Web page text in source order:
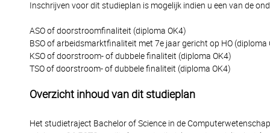
Inschrijven voor dit studieplan is mogelijk indien u een van de
ASO of doorstroomfinaliteit (diploma OK4)
BSO of arbeidsmarktfinaliteit met 7e jaar gericht op HO (diploma
KSO of doorstroom- of dubbele finaliteit (diploma OK4)
TSO of doorstroom- of dubbele finaliteit (diploma OK4)
Overzicht inhoud van dit studieplan
Het studietraject Bachelor of Science in de